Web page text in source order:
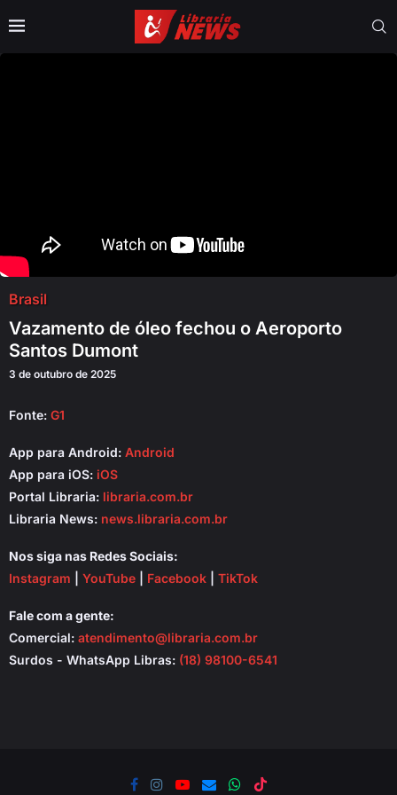
Brasil
Vazamento de óleo fechou o Aeroporto
Santos Dumont
3 de outubro de 2025
Fonte: G1
App para Android: Android
App para iOS: iOS
Portal Libraria: libraria.com.br
Libraria News: news.libraria.com.br
Nos siga nas Redes Sociais:
Instagram
YouTube Facebook TikTok
Fale com a gente:
Comercial: atendimento@libraria.com.br
Surdos - WhatsApp Libras: (18) 98100-6541